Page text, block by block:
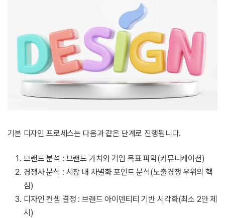
기본 디자인 프로세스는 다음과 같은 단계로 진행됩니다.
브랜드 분석 : 브랜드 가치와 기업 목표 파악(커뮤니케이션)
경쟁사 분석 : 시장 내 차별화 포인트 분석(노출경쟁 우위의 핵
심)
디자인 컨셉 결정 : 브랜드 아이덴티티 기반 시각화(최소 2안 제
시)